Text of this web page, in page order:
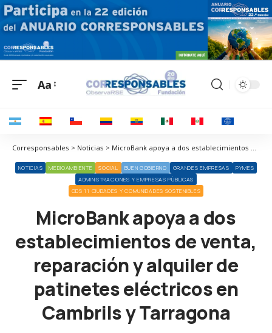
Aa
Corresponsables > Noticias > MicroBank apoya a dos establecimientos de venta, reparación y alquiler de patinetes eléctricos en Cambrils y Tarragona
NOTICIAS MEDIOAMBIENTE SOCIAL BUEN GOBIERNO GRANDES EMPRESAS
PYMES
ADMINISTRACIONES Y EMPRESAS PÚBLICAS
ODS 11 CIUDADES Y COMUNIDADES SOSTENIBLES
MicroBank apoya a dos
establecimientos de venta,
reparación y alquiler de
patinetes eléctricos en
Cambrils y Tarragona